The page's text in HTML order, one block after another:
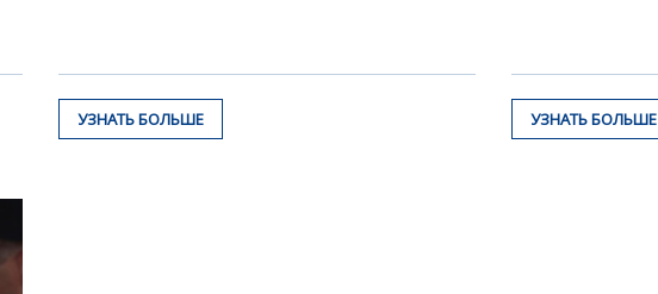
УЗНАТЬ БОЛЬШЕ УЗНАТЬ БОЛЬШЕ